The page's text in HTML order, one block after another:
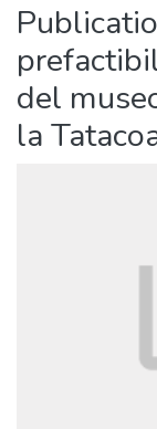
del
la